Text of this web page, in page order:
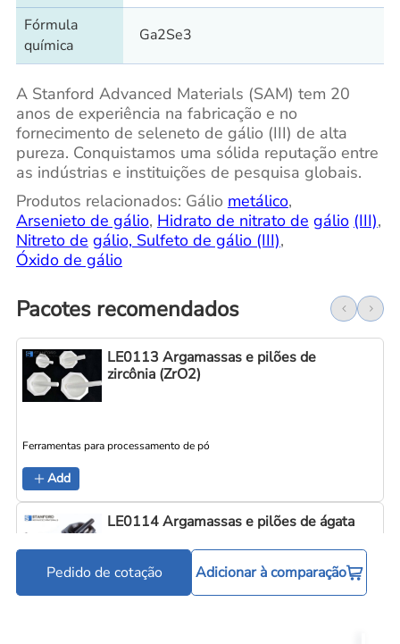
Fórmula
química
Ga2Se3
A Stanford Advanced Materials (SAM) tem 20
anos de experiência na fabricação e no
fornecimento de seleneto de gálio (III) de alta
pureza. Conquistamos uma sólida reputação entre
as indústrias e instituições de pesquisa globais.
Produtos relacionados: Gálio metálico,
Arsenieto de gálio, Hidrato de nitrato de gálio (III),
Nitreto de gálio, Sulfeto de gálio (III),
Óxido de gálio
Pacotes recomendados
LE0113 Argamassas e pilões de
zircônia (ZrO2)
Ferramentas para processamento de pó
Add
LE0114 Argamassas e pilões de ágata
Pedido de cotação Adicionar à comparação